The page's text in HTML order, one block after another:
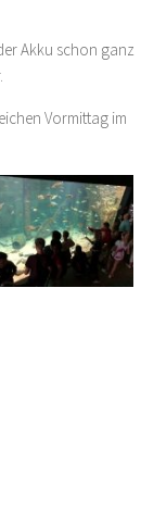
Akku schon ganz
Vormittag im